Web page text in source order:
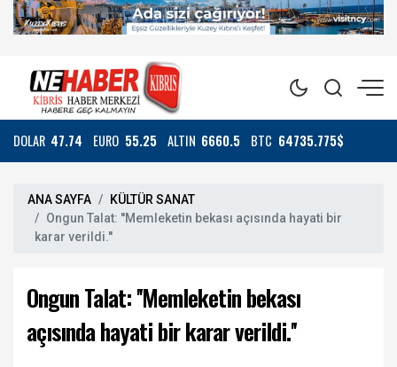
DOLAR 47.74 EURO 55.25 ALTIN 6660.5 BTC 64735.775$
ANA SAYFA
KÜLTÜR SANAT
Ongun Talat: ''Memleketin bekası açısında hayati bir
karar verildi.''
Ongun Talat: ''Memleketin bekası
açısında hayati bir karar verildi.''